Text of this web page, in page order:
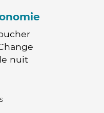
nuit